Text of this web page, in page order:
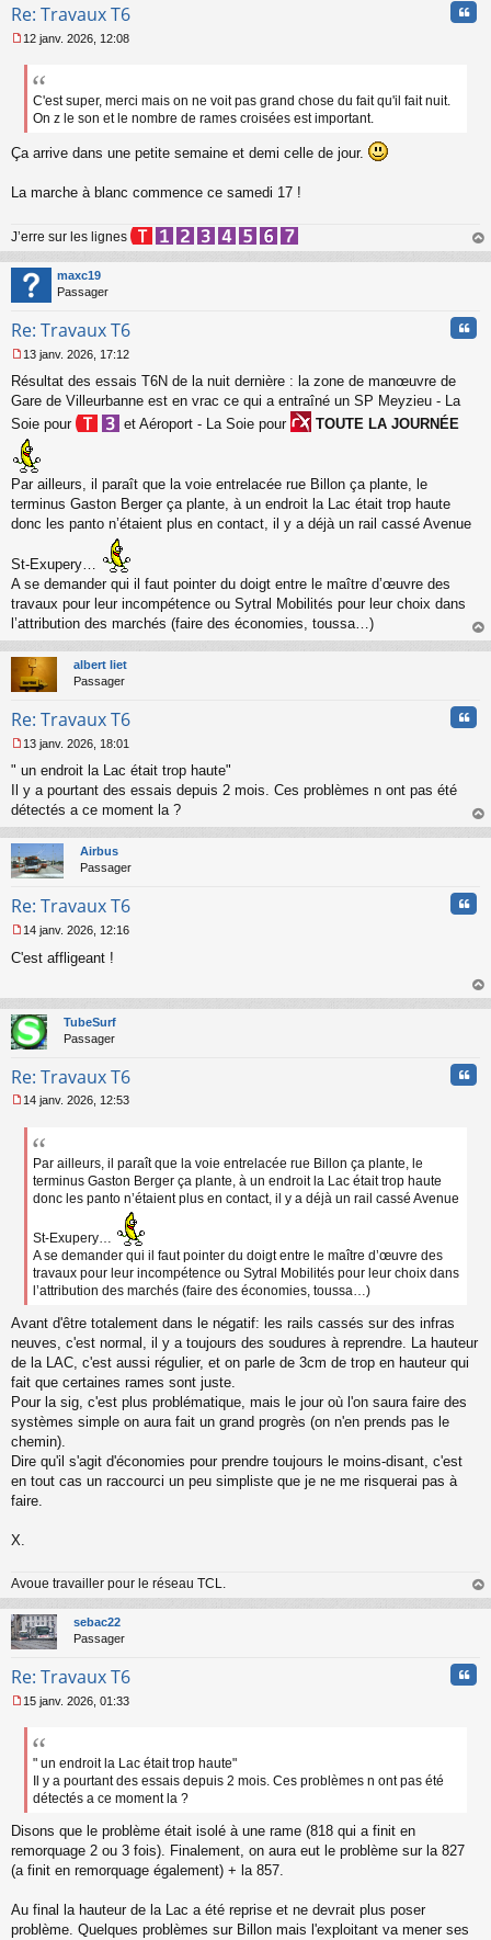
Re: Travaux T6
e
g
e
n
u
12 janv. 2026, 12:08
C'est super, merci mais on ne voit pas grand chose du fait qu'il fait nuit.
On z le son et le nombre de rames croisées est important.
Ça arrive dans une petite semaine et demi celle de jour.
La marche à blanc commence ce samedi 17 !
J’erre sur les lignes
au
maxc19
Passager
Re: Travaux T6
e
s
s
a
g
e
n
l
13 janv. 2026, 17:12
Résultat des essais T6N de la nuit dernière : la zone de manœuvre de
Gare de Villeurbanne est en vrac ce qui a entraîné un SP Meyzieu - La
Soie pour
et Aéroport - La Soie pour TOUTE LA JOURNÉE
Par ailleurs, il paraît que la voie entrelacée rue Billon ça plante, le
terminus Gaston Berger ça plante, à un endroit la Lac était trop haute
donc les panto n’étaient plus en contact, il y a déjà un rail cassé Avenue
St-Exupery…
A se demander qui il faut pointer du doigt entre le maître d’œuvre des
travaux pour leur incompétence ou Sytral Mobilités pour leur choix dans
l’attribution des marchés (faire des économies, toussa…)
au
albert liet
Passager
Re: Travaux T6
e
s
s
g
e
n
n
u
13 janv. 2026, 18:01
" un endroit la Lac était trop haute"
Il y a pourtant des essais depuis 2 mois. Ces problèmes n ont pas été
détectés a ce moment la ?
au
Airbus
Passager
Re: Travaux T6
e
a
g
e
o
l
14 janv. 2026, 12:16
C'est affligeant !
au
TubeSurf
Passager
Re: Travaux T6
e
14 janv. 2026, 12:53
Par ailleurs, il paraît que la voie entrelacée rue Billon ça plante, le
terminus Gaston Berger ça plante, à un endroit la Lac était trop haute
donc les panto n’étaient plus en contact, il y a déjà un rail cassé Avenue
St-Exupery…
A se demander qui il faut pointer du doigt entre le maître d’œuvre des
travaux pour leur incompétence ou Sytral Mobilités pour leur choix dans
l’attribution des marchés (faire des économies, toussa…)
Avant d'être totalement dans le négatif: les rails cassés sur des infras
neuves, c'est normal, il y a toujours des soudures à reprendre. La hauteur
de la LAC, c'est aussi régulier, et on parle de 3cm de trop en hauteur qui
fait que certaines rames sont juste.
Pour la sig, c'est plus problématique, mais le jour où l'on saura faire des
systèmes simple on aura fait un grand progrès (on n'en prends pas le
chemin).
Dire qu'il s'agit d'économies pour prendre toujours le moins-disant, c'est
en tout cas un raccourci un peu simpliste que je ne me risquerai pas à
faire.
X.
Avoue travailler pour le réseau TCL.
au
sebac22
Passager
Re: Travaux T6
e
e
n
l
15 janv. 2026, 01:33
" un endroit la Lac était trop haute"
Il y a pourtant des essais depuis 2 mois. Ces problèmes n ont pas été
détectés a ce moment la ?
Disons que le problème était isolé à une rame (818 qui a finit en
remorquage 2 ou 3 fois). Finalement, on aura eut le problème sur la 827
(a finit en remorquage également) + la 857.
Au final la hauteur de la Lac a été reprise et ne devrait plus poser
problème. Quelques problèmes sur Billon mais l'exploitant va mener ses